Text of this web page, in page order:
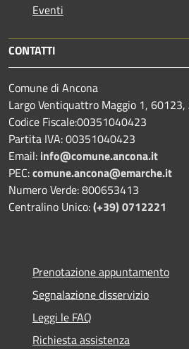
Eventi
CONTATTI
Comune di Ancona
Largo Ventiquattro Maggio 1, 60123,
Codice Fiscale:00351040423
Partita IVA: 00351040423
Email: info@comune.ancona.it
PEC:comune.ancona@emarche.it
Numero Verde: 800653413
Centralino Unico:(+39) 0712221
Prenotazione appuntamento
Segnalazione disservizio
Leggi le FAQ
Richiesta assistenza